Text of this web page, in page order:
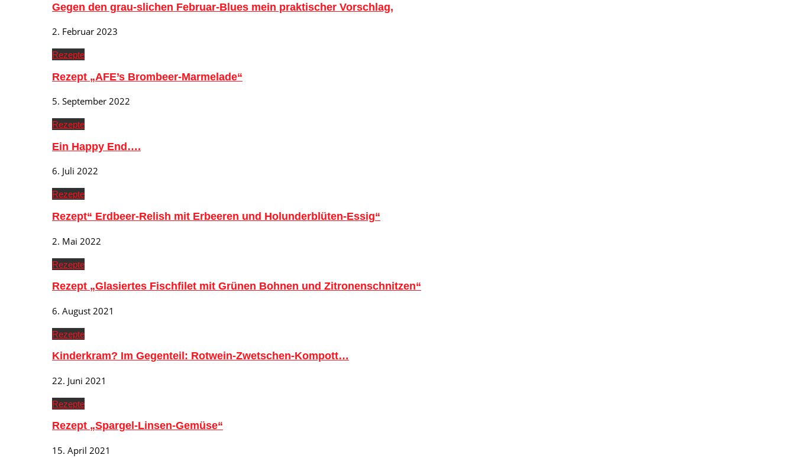
Gegen den grau-slichen Februar-Blues mein praktischer Vorschlag,
2. Februar 2023
Rezepte
Rezept „AFE’s Brombeer-Marmelade“
5. September 2022
Rezepte
Ein Happy End….
6. Juli 2022
Rezepte
Rezept“ Erdbeer-Relish mit Erbeeren und Holunderblüten-Essig“
2. Mai 2022
Rezepte
Rezept „Glasiertes Fischfilet mit Grünen Bohnen und Zitronenschnitzen“
6. August 2021
Rezepte
Kinderkram? Im Gegenteil: Rotwein-Zwetschen-Kompott…
22. Juni 2021
Rezepte
Rezept „Spargel-Linsen-Gemüse“
15. April 2021